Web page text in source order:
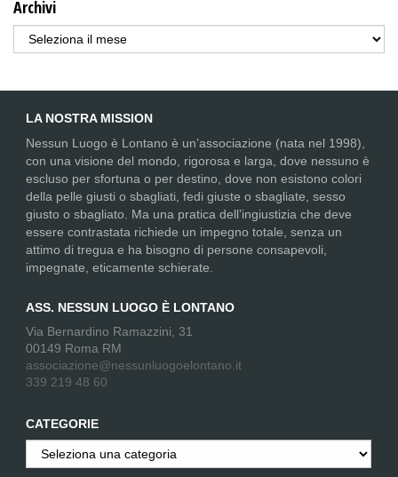
Archivi
Archivi
LA NOSTRA MISSION
Nessun Luogo è Lontano è un’associazione (nata nel 1998),
con una visione del mondo, rigorosa e larga, dove nessuno è
escluso per sfortuna o per destino, dove non esistono colori
della pelle giusti o sbagliati, fedi giuste o sbagliate, sesso
giusto o sbagliato. Ma una pratica dell’ingiustizia che deve
essere contrastata richiede un impegno totale, senza un
attimo di tregua e ha bisogno di persone consapevoli,
impegnate, eticamente schierate.
ASS. NESSUN LUOGO È LONTANO
Via Bernardino Ramazzini, 31
00149 Roma RM
associazione@nessunluogoelontano.it
339 219 48 60
CATEGORIE
Categorie